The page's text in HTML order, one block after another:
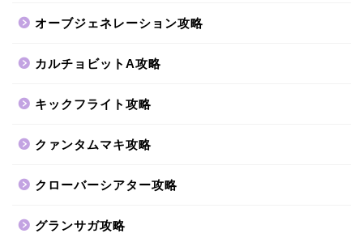
オーブジェネレーション攻略
カルチョビットA攻略
キックフライト攻略
クァンタムマキ攻略
クローバーシアター攻略
グランサガ攻略